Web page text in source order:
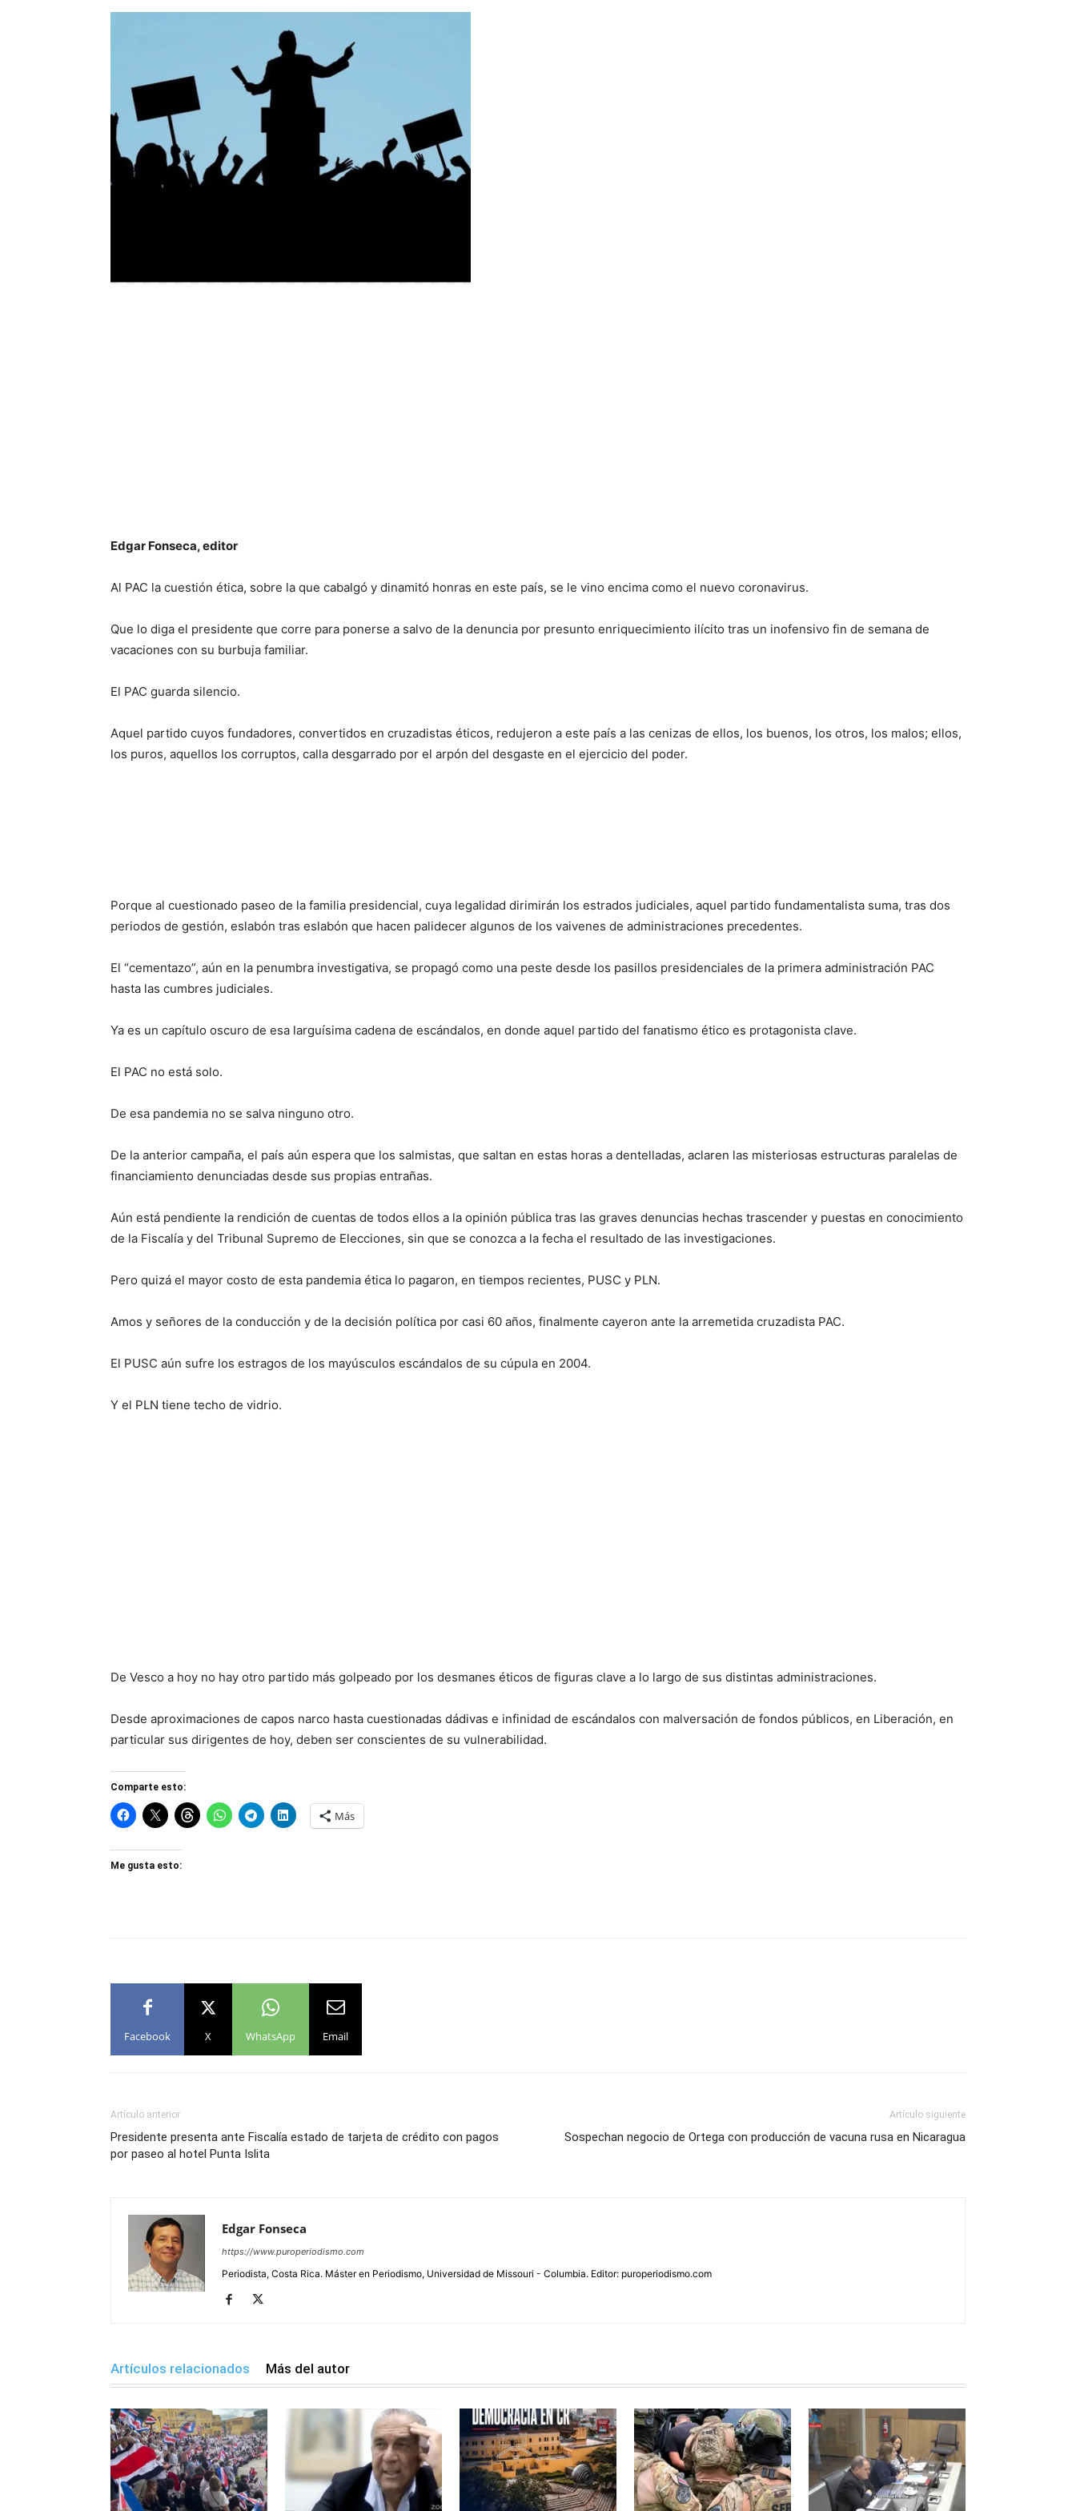
Edgar Fonseca, editor
Al PAC la cuestión ética, sobre la que cabalgó y dinamitó honras en este país, se le vino encima como el nuevo coronavirus.
Que lo diga el presidente que corre para ponerse a salvo de la denuncia por presunto enriquecimiento ilícito tras un inofensivo fin de semana de
vacaciones con su burbuja familiar.
El PAC guarda silencio.
Aquel partido cuyos fundadores, convertidos en cruzadistas éticos, redujeron a este país a las cenizas de ellos, los buenos, los otros, los malos; ellos,
los puros, aquellos los corruptos, calla desgarrado por el arpón del desgaste en el ejercicio del poder.
Porque al cuestionado paseo de la familia presidencial, cuya legalidad dirimirán los estrados judiciales, aquel partido fundamentalista suma, tras dos
periodos de gestión, eslabón tras eslabón que hacen palidecer algunos de los vaivenes de administraciones precedentes.
El “cementazo”, aún en la penumbra investigativa, se propagó como una peste desde los pasillos presidenciales de la primera administración PAC
hasta las cumbres judiciales.
Ya es un capítulo oscuro de esa larguísima cadena de escándalos, en donde aquel partido del fanatismo ético es protagonista clave.
El PAC no está solo.
De esa pandemia no se salva ninguno otro.
De la anterior campaña, el país aún espera que los salmistas, que saltan en estas horas a dentelladas, aclaren las misteriosas estructuras paralelas de
financiamiento denunciadas desde sus propias entrañas.
Aún está pendiente la rendición de cuentas de todos ellos a la opinión pública tras las graves denuncias hechas trascender y puestas en conocimiento
de la Fiscalía y del Tribunal Supremo de Elecciones, sin que se conozca a la fecha el resultado de las investigaciones.
Pero quizá el mayor costo de esta pandemia ética lo pagaron, en tiempos recientes, PUSC y PLN.
Amos y señores de la conducción y de la decisión política por casi 60 años, finalmente cayeron ante la arremetida cruzadista PAC.
El PUSC aún sufre los estragos de los mayúsculos escándalos de su cúpula en 2004.
Y el PLN tiene techo de vidrio.
De Vesco a hoy no hay otro partido más golpeado por los desmanes éticos de figuras clave a lo largo de sus distintas administraciones.
Desde aproximaciones de capos narco hasta cuestionadas dádivas e infinidad de escándalos con malversación de fondos públicos, en Liberación, en
particular sus dirigentes de hoy, deben ser conscientes de su vulnerabilidad.
Comparte esto:
Más
Me gusta esto:
Facebook X WhatsApp Email
Artículo anterior
Presidente presenta ante Fiscalía estado de tarjeta de crédito con pagos
por paseo al hotel Punta Islita
Artículo siguiente
Sospechan negocio de Ortega con producción de vacuna rusa en Nicaragua
Edgar Fonseca
https://www.puroperiodismo.com
Periodista, Costa Rica. Máster en Periodismo, Universidad de Missouri - Columbia. Editor: puroperiodismo.com
Artículos relacionados Más del autor